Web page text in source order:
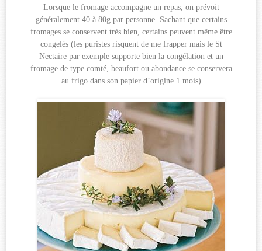
Lorsque le fromage accompagne un repas, on prévoit
généralement 40 à 80g par personne. Sachant que certains
fromages se conservent très bien, certains peuvent même être
congelés (les puristes risquent de me frapper mais le St
Nectaire par exemple supporte bien la congélation et un
fromage de type comté, beaufort ou abondance se conservera
au frigo dans son papier d’origine 1 mois)